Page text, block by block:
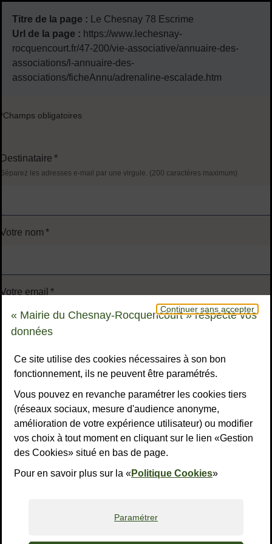
Continuer sans accepter
« Mairie du Chesnay-Rocquencourt » respecte vos
données
Ce site utilise des cookies nécessaires à son bon
fonctionnement, ils ne peuvent être paramétrés.
Vous pouvez en revanche paramétrer les cookies tiers
(réseaux sociaux, mesure d'audience anonyme,
amélioration de votre expérience utilisateur) ou modifier
vos choix à tout moment en cliquant sur le lien «Gestion
des Cookies» situé en bas de page.
Pour en savoir plus sur la «Politique Cookies»
Paramétrer
Titre de la page : Le Chesnay 78 Escrime
Url de la page : https://www.lechesnay-
rocquencourt.fr/47-200/vie-associative/annuaire-des-
associations/l-annuaire-des-
associations/ficheAnnu/adrenaline-escalade.htm
*Champs obligatoires
Destinataire *
Séparez les adresses e-mail par une virgule. (200 caractères maximum)
Votre nom *
Votre email *
Validation*
À des fins de sécurité, veuillez sélectionner les
caractères de la série.